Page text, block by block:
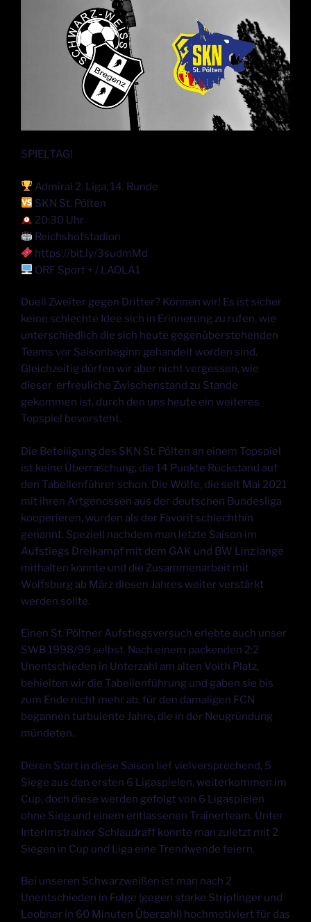
SPIELTAG!
Admiral 2. Liga, 14. Runde
SKN St. Pölten
20:30 Uhr
Reichshofstadion
https://bit.ly/3sudmMd
ORF Sport + / LAOLA1
Duell Zweiter gegen Dritter? Können wir! Es ist sicher
keine schlechte Idee sich in Erinnerung zu rufen, wie
unterschiedlich die sich heute gegenüberstehenden
Teams vor Saisonbeginn gehandelt worden sind.
Gleichzeitig dürfen wir aber nicht vergessen, wie
dieser erfreuliche Zwischenstand zu Stande
gekommen ist, durch den uns heute ein weiteres
Topspiel bevorsteht.
Die Beteiligung des SKN St. Pölten an einem Topspiel
ist keine Überraschung, die 14 Punkte Rückstand auf
den Tabellenführer schon. Die Wölfe, die seit Mai 2021
mit ihren Artgenossen aus der deutschen Bundesliga
kooperieren, wurden als der Favorit schlechthin
genannt. Speziell nachdem man letzte Saison im
Aufstiegs Dreikampf mit dem GAK und BW Linz lange
mithalten konnte und die Zusammenarbeit mit
Wolfsburg ab März diesen Jahres weiter verstärkt
werden sollte.
Einen St. Pöltner Aufstiegsversuch erlebte auch unser
SWB 1998/99 selbst. Nach einem packenden 2:2
Unentschieden in Unterzahl am alten Voith Platz,
behielten wir die Tabellenführung und gaben sie bis
zum Ende nicht mehr ab, für den damaligen FCN
begannen turbulente Jahre, die in der Neugründung
mündeten.
Deren Start in diese Saison lief vielversprechend, 5
Siege aus den ersten 6 Ligaspielen, weiterkommen im
Cup, doch diese werden gefolgt von 6 Ligaspielen
ohne Sieg und einem entlassenen Trainerteam. Unter
Interimstrainer Schlaudraff konnte man zuletzt mit 2
Siegen in Cup und Liga eine Trendwende feiern.
Bei unseren Schwarzweißen ist man nach 2
Unentschieden in Folge (gegen starke Stripfinger und
Leobner in 60 Minuten Überzahl) hochmotiviert für das